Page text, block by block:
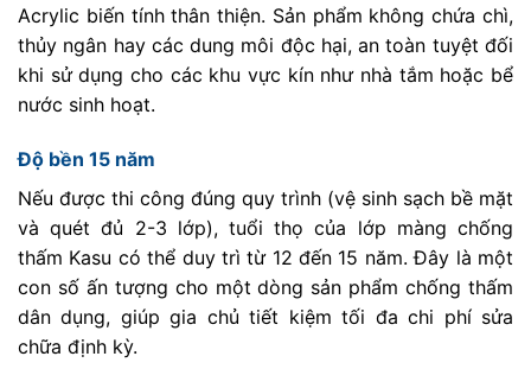
Acrylic biến tính thân thiện. Sản phẩm không chứa chì,
thủy ngân hay các dung môi độc hại, an toàn tuyệt đối
khi sử dụng cho các khu vực kín như nhà tắm hoặc bể
nước sinh hoạt.
Độ bền 15 năm
Nếu được thi công đúng quy trình (vệ sinh sạch bề mặt
và quét đủ 2-3 lớp), tuổi thọ của lớp màng chống
thấm Kasu có thể duy trì từ 12 đến 15 năm. Đây là một
con số ấn tượng cho một dòng sản phẩm chống thấm
dân dụng, giúp gia chủ tiết kiệm tối đa chi phí sửa
chữa định kỳ.